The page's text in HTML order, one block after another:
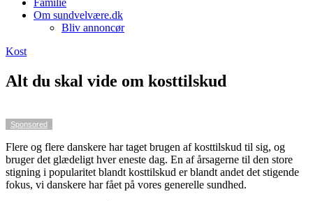
Familie
Om sundvelvære.dk
Bliv annoncør
Kost
Alt du skal vide om kosttilskud
Sponsored
Flere og flere danskere har taget brugen af kosttilskud til sig, og
bruger det glædeligt hver eneste dag. En af årsagerne til den store
stigning i popularitet blandt kosttilskud er blandt andet det stigende
fokus, vi danskere har fået på vores generelle sundhed.